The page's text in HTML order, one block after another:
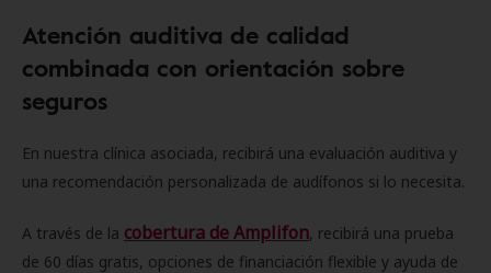
Atención auditiva de calidad
combinada con orientación sobre
seguros
En nuestra clínica asociada, recibirá una evaluación auditiva y
una recomendación personalizada de audífonos si lo necesita.
A través de la cobertura de Amplifon, recibirá una prueba
de 60 días gratis, opciones de financiación flexible y ayuda de